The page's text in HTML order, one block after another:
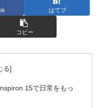
はてブ
コピー
15で日常をもっ